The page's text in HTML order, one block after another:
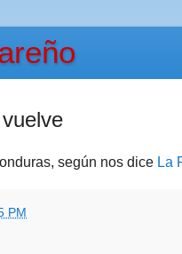
según nos dice La
PM